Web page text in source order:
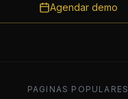
Agendar demo
PAGINAS POPULARES